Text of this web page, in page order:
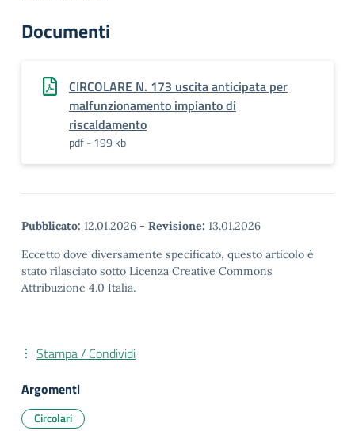
Documenti
CIRCOLARE N. 173 uscita anticipata per
malfunzionamento impianto di
riscaldamento
pdf - 199 kb
Pubblicato: 12.01.2026 - Revisione: 13.01.2026
Eccetto dove diversamente specificato, questo articolo è
stato rilasciato sotto Licenza Creative Commons
Attribuzione 4.0 Italia.
Stampa / Condividi
Argomenti
Circolari